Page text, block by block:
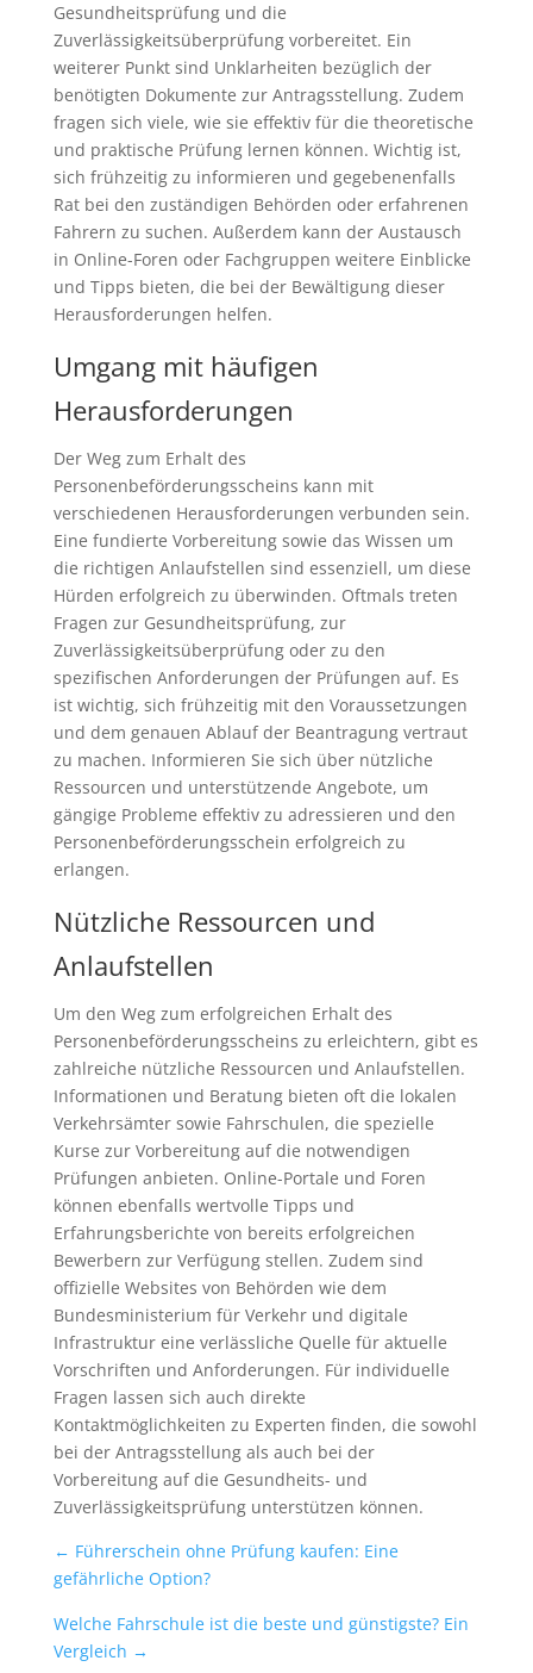
Gesundheitsprüfung und die
Zuverlässigkeitsüberprüfung vorbereitet. Ein
weiterer Punkt sind Unklarheiten bezüglich der
benötigten Dokumente zur Antragsstellung. Zudem
fragen sich viele, wie sie effektiv für die theoretische
und praktische Prüfung lernen können. Wichtig ist,
sich frühzeitig zu informieren und gegebenenfalls
Rat bei den zuständigen Behörden oder erfahrenen
Fahrern zu suchen. Außerdem kann der Austausch
in Online-Foren oder Fachgruppen weitere Einblicke
und Tipps bieten, die bei der Bewältigung dieser
Herausforderungen helfen.
Umgang mit häufigen
Herausforderungen
Der Weg zum Erhalt des
Personenbeförderungsscheins kann mit
verschiedenen Herausforderungen verbunden sein.
Eine fundierte Vorbereitung sowie das Wissen um
die richtigen Anlaufstellen sind essenziell, um diese
Hürden erfolgreich zu überwinden. Oftmals treten
Fragen zur Gesundheitsprüfung, zur
Zuverlässigkeitsüberprüfung oder zu den
spezifischen Anforderungen der Prüfungen auf. Es
ist wichtig, sich frühzeitig mit den Voraussetzungen
und dem genauen Ablauf der Beantragung vertraut
zu machen. Informieren Sie sich über nützliche
Ressourcen und unterstützende Angebote, um
gängige Probleme effektiv zu adressieren und den
Personenbeförderungsschein erfolgreich zu
erlangen.
Nützliche Ressourcen und
Anlaufstellen
Um den Weg zum erfolgreichen Erhalt des
Personenbeförderungsscheins zu erleichtern, gibt es
zahlreiche nützliche Ressourcen und Anlaufstellen.
Informationen und Beratung bieten oft die lokalen
Verkehrsämter sowie Fahrschulen, die spezielle
Kurse zur Vorbereitung auf die notwendigen
Prüfungen anbieten. Online-Portale und Foren
können ebenfalls wertvolle Tipps und
Erfahrungsberichte von bereits erfolgreichen
Bewerbern zur Verfügung stellen. Zudem sind
offizielle Websites von Behörden wie dem
Bundesministerium für Verkehr und digitale
Infrastruktur eine verlässliche Quelle für aktuelle
Vorschriften und Anforderungen. Für individuelle
Fragen lassen sich auch direkte
Kontaktmöglichkeiten zu Experten finden, die sowohl
bei der Antragsstellung als auch bei der
Vorbereitung auf die Gesundheits- und
Zuverlässigkeitsprüfung unterstützen können.
← Führerschein ohne Prüfung kaufen: Eine
gefährliche Option?
Welche Fahrschule ist die beste und günstigste? Ein
Vergleich →